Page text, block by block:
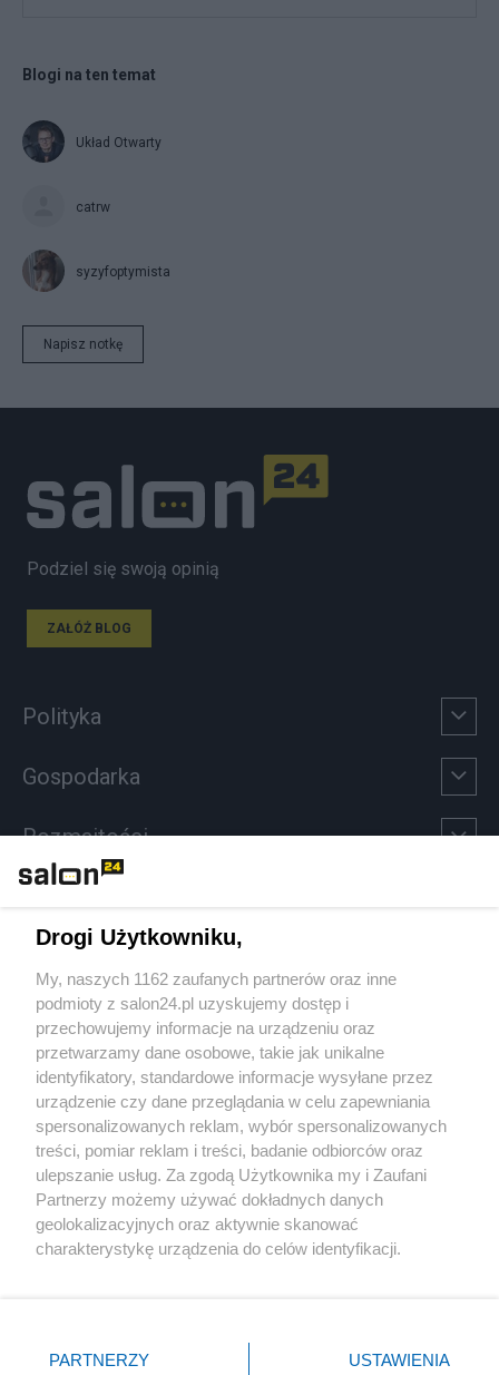
Blogi na ten temat
Układ Otwarty
catrw
syzyfoptymista
Napisz notkę
Podziel się swoją opinią
ZAŁÓŻ BLOG
Polityka
Gospodarka
Rozmaitości
Sport
Społeczeństwo
Kultura
X Facebook Instagram Youtube
Drogi Użytkowniku,
My, naszych 1162 zaufanych partnerów oraz inne
podmioty z salon24.pl uzyskujemy dostęp i
przechowujemy informacje na urządzeniu oraz
przetwarzamy dane osobowe, takie jak unikalne
identyfikatory, standardowe informacje wysyłane przez
urządzenie czy dane przeglądania w celu zapewniania
spersonalizowanych reklam, wybór spersonalizowanych
treści, pomiar reklam i treści, badanie odbiorców oraz
ulepszanie usług. Za zgodą Użytkownika my i Zaufani
Partnerzy możemy używać dokładnych danych
geolokalizacyjnych oraz aktywnie skanować
charakterystykę urządzenia do celów identyfikacji.
zmienić/wycofać klikając przycisk ustawień prywatności
PARTNERZY USTAWIENIA